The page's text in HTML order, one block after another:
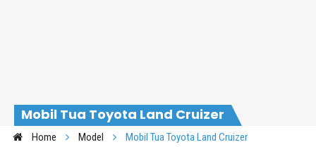
Mobil Tua Toyota Land Cruizer
Home Model Mobil Tua Toyota Land Cruizer